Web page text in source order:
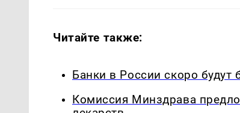
Читайте также:
Банки в России скоро
Комиссия Минздрава